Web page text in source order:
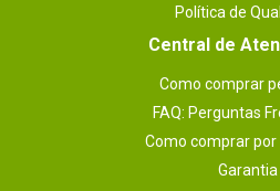
Política de
Central de
Como comprar
FAQ: Perguntas
Como comprar por
Garantia